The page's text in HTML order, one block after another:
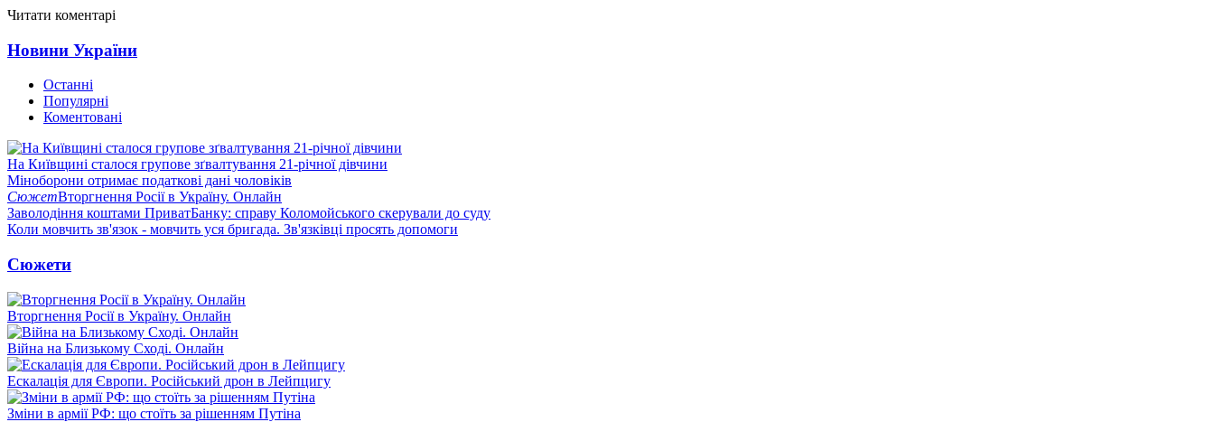
Читати коментарі
Новини України
Останні
Популярні
Коментовані
На Київщині сталося групове зґвалтування 21-річної дівчини
Міноборони отримає податкові дані чоловіків
СюжетВторгнення Росії в Україну. Онлайн
Заволодіння коштами ПриватБанку: справу Коломойського скерували до суду
Коли мовчить зв'язок - мовчить уся бригада. Зв'язківці просять допомоги
Сюжети
Вторгнення Росії в Україну. Онлайн
Війна на Близькому Сході. Онлайн
Ескалація для Європи. Російський дрон в Лейпцигу
Зміни в армії РФ: що стоїть за рішенням Путіна